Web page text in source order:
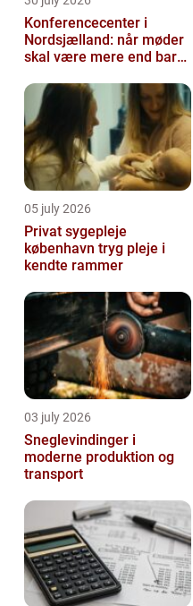
Konferencecenter i
Nordsjælland: når møder
skal være mere end bare
05 july 2026
Privat sygepleje
københavn tryg pleje i
kendte rammer
03 july 2026
Sneglevindinger i
moderne produktion og
transport